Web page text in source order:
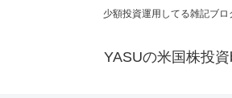
少額投資運用してる雑記ブロ
YASUの米国株投